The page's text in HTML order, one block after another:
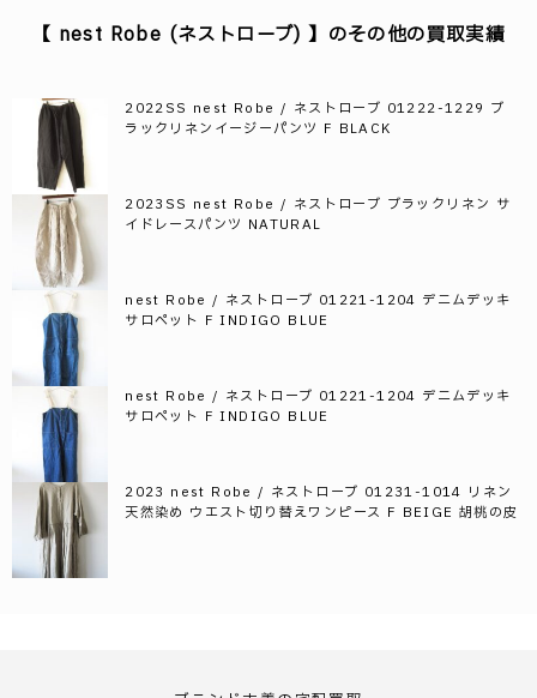
【 nest Robe (ネストローブ) 】のその他の買取実績
2022SS nest Robe / ネストローブ 01222-1229 ブ
ラックリネンイージーパンツ F BLACK
2023SS nest Robe / ネストローブ ブラックリネン サ
イドレースパンツ NATURAL
nest Robe / ネストローブ 01221-1204 デニムデッキ
サロペット F INDIGO BLUE
nest Robe / ネストローブ 01221-1204 デニムデッキ
サロペット F INDIGO BLUE
2023 nest Robe / ネストローブ 01231-1014 リネン
天然染め ウエスト切り替えワンピース F BEIGE 胡桃の皮